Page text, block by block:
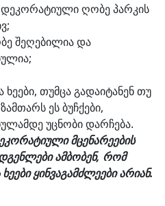
ღობე პარკის
შეღებილია და
თუმცა გადაიტანენ თუ
ეს ბუჩქები,
უცნობი დარჩება.
მცენარეების
ამბობენ, რომ
ყინვაგამძლეები არიან.